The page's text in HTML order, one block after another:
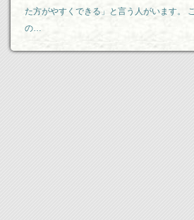
た方がやすくできる」と言う人がいます。 こ
の…